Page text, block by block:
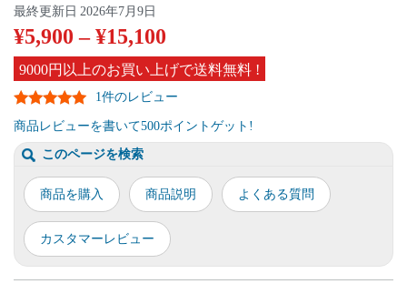
¥5,900 –¥15,100
9000円以上のお買い上げで送料無料 !
最終更新日 2026年7月9日
1件のレビュー
商品レビューを書いて500ポイントゲット!
このページを検索
商品を購入 商品説明 よくある質問
カスタマーレビュー